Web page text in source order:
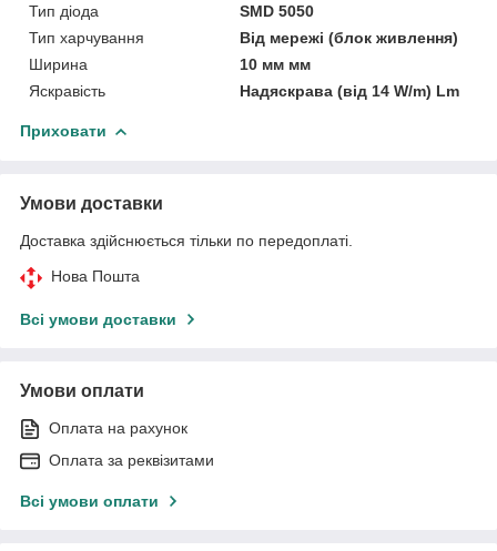
Тип діода
SMD 5050
Тип харчування
Від мережі (блок живлення)
Ширина
10 мм мм
Яскравість
Надяскрава (від 14 W/m) Lm
Приховати
Умови доставки
Доставка здійснюється тільки по передоплаті.
Нова Пошта
Всі умови доставки
Умови оплати
Оплата на рахунок
Оплата за реквізитами
Всі умови оплати